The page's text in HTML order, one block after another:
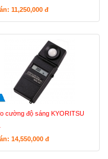
11,250,000 đ
cường độ sáng KYORITSU
14,550,000 đ